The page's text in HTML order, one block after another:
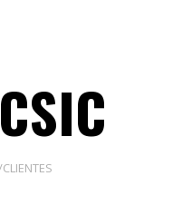
CSIC
CLIENTES